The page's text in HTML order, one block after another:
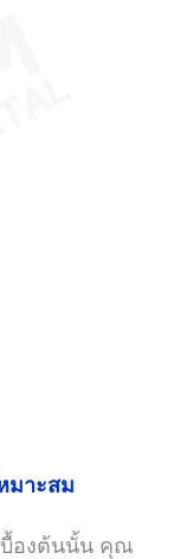
มาะสม
บื้องต้นนั้น คุณ